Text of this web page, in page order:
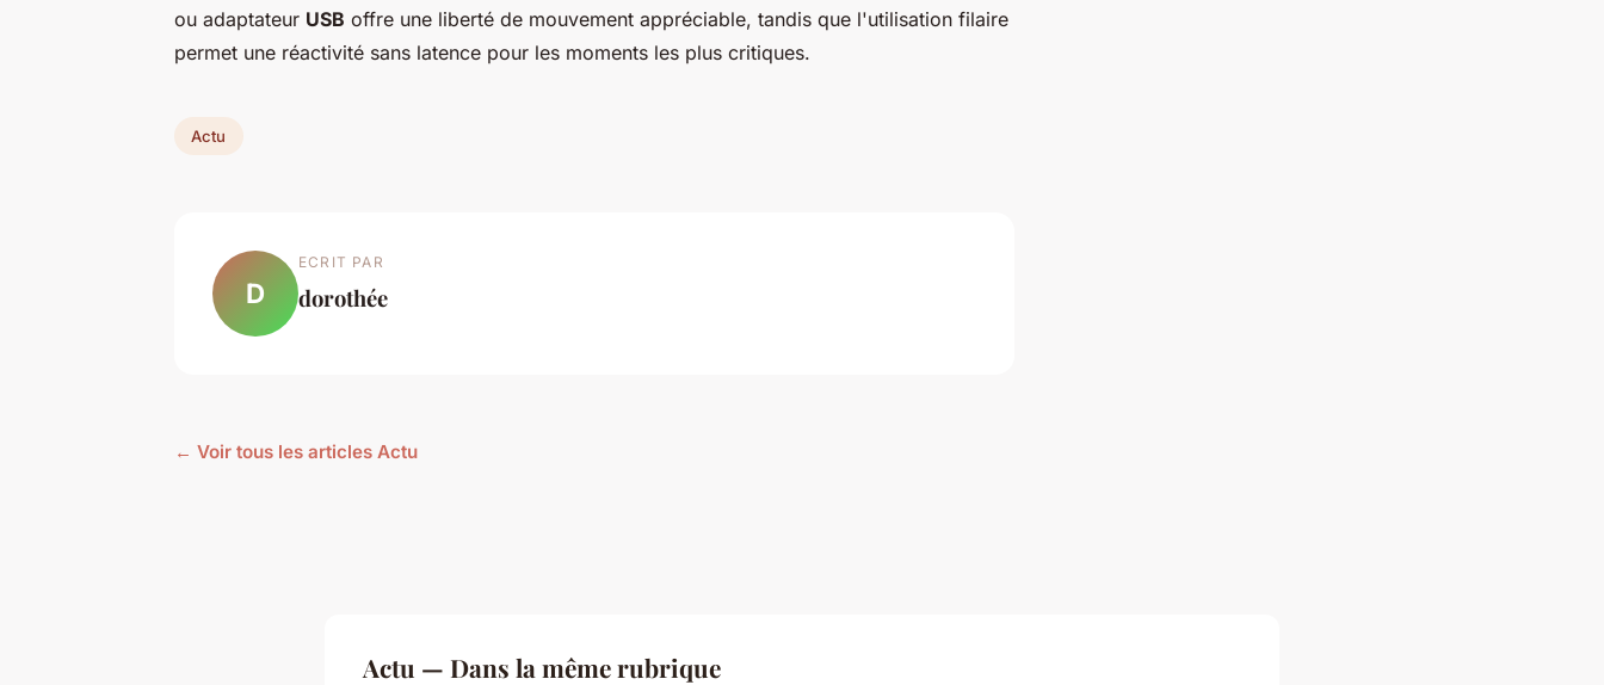
ou adaptateur USB offre une liberté de mouvement appréciable, tandis que l'utilisation filaire
permet une réactivité sans latence pour les moments les plus critiques.
Actu
D
ECRIT PAR
dorothée
← Voir tous les articles Actu
Actu — Dans la même rubrique